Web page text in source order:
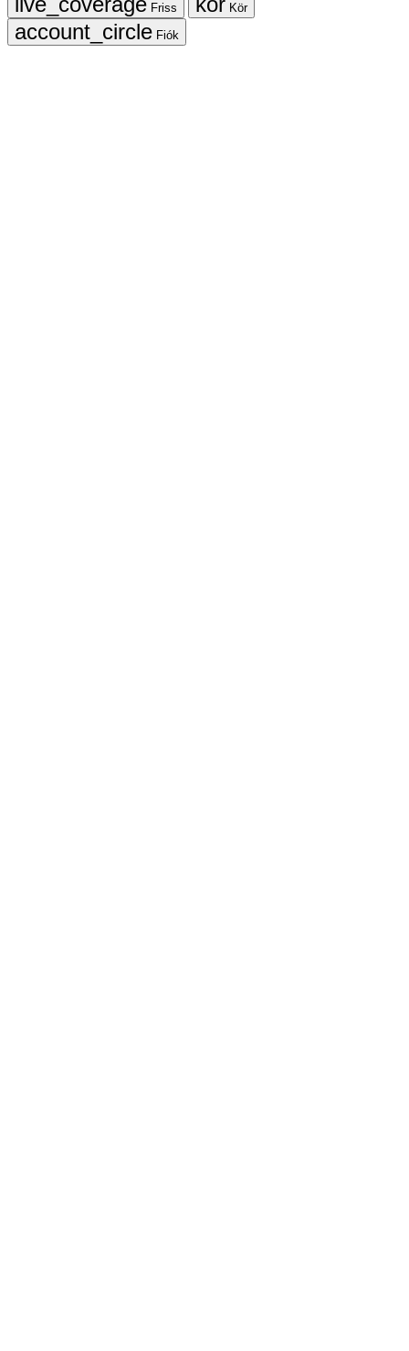
Friss
Kör
Fiók